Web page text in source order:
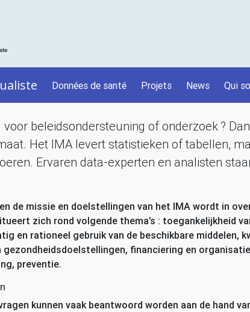
Données de santé Projets News Qui
beleidsondersteuning of onderzoek ?
Het IMA levert statistieken of tabellen,
Ervaren data-experten en analisten
de missie en doelstellingen van het IMA wordt in
zich rond volgende thema’s : toegankelijkheid
en rationeel gebruik van de beschikbare middelen,
gezondheidsdoelstellingen, financiering en
preventie.
kunnen vaak beantwoord worden aan de hand